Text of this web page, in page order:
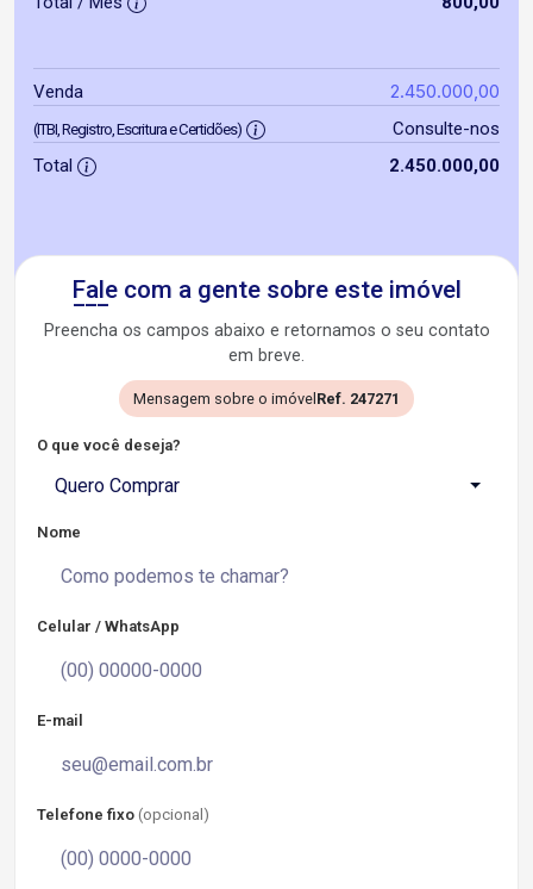
Venda 2.450.000,00
(ITBI, Registro, Escritura e Certidões)
Consulte-nos
Total
2.450.000,00
Fale com a gente sobre este imóvel
Preencha os campos abaixo e retornamos o seu contato
em breve.
Mensagem sobre o imóvel Ref. 247271
O que você deseja?
Quero Comprar
Nome
Celular / WhatsApp
E-mail
Telefone fixo (opcional)